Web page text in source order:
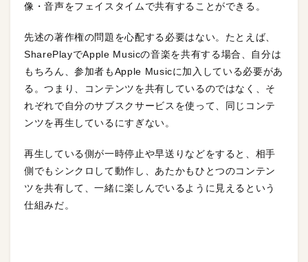
像・音声をフェイスタイムで共有することができる。
先述の著作権の問題を心配する必要はない。たとえば、
SharePlayでApple Musicの音楽を共有する場合、自分は
もちろん、参加者もApple Musicに加入している必要があ
る。つまり、コンテンツを共有しているのではなく、そ
れぞれで自分のサブスクサービスを使って、同じコンテ
ンツを再生しているにすぎない。
再生している側が一時停止や早送りなどをすると、相手
側でもシンクロして動作し、あたかもひとつのコンテン
ツを共有して、一緒に楽しんでいるように見えるという
仕組みだ。